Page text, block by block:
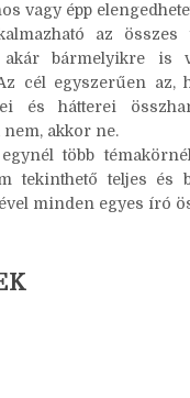
vagy épp
az
akár bármelyikre is
cél egyszerűen
és hátterei
akkor ne.
több
tekinthető teljes és
minden egyes író